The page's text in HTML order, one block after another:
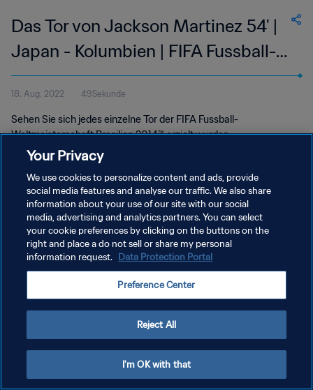
Das Tor von Jackson Martinez 54' |
Japan - Kolumbien | FIFA Fussball-
Weltmeisterschaft Brasilien 2014™
18. Aug. 2022 49Sekunde
Sehen Sie sich jedes einzelne Tor der FIFA Fussball-
Weltmeisterschaft Brasilien 2014™ erzielt wurden.
DATENSCHUTZ
NUTZUNGSBEDINGUNGEN
COOKIE-EINSTELLUNGEN VERWALTEN
Your Privacy
We use cookies to personalize content and ads, provide
social media features and analyse our traffic. We also share
information about your use of our site with our social
media, advertising and analytics partners. You can select
your cookie preferences by clicking on the buttons on the
right and place a do not sell or share my personal
information request. Data Protection Portal
Preference Center
Reject All
I'm OK with that